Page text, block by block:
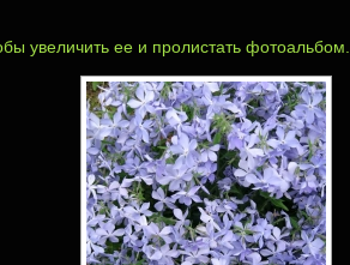
увеличить ее и пролистать фотоальбом.